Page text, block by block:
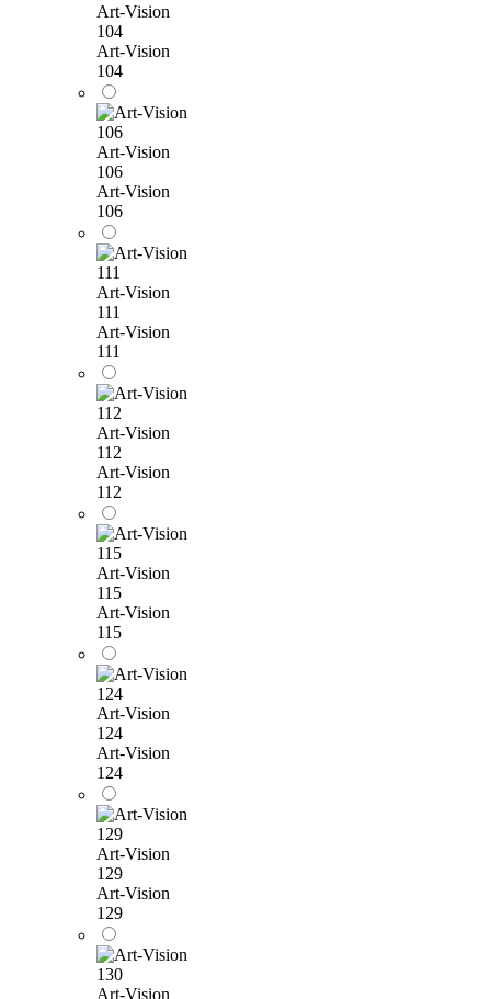
Art-Vision
104
Art-Vision
104
Art-Vision
106
Art-Vision
106
Art-Vision
111
Art-Vision
111
Art-Vision
112
Art-Vision
112
Art-Vision
115
Art-Vision
115
Art-Vision
124
Art-Vision
124
Art-Vision
129
Art-Vision
129
Art-Vision